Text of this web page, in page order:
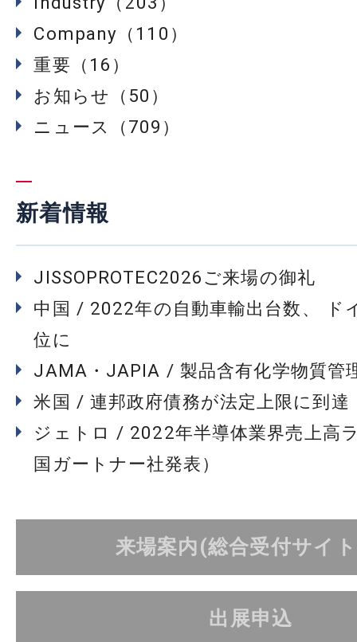
Company（110）
重要（16）
お知らせ（50）
ニュース（709）
新着情報
JISSOPROTEC2026ご来場の御礼
中国 / 2022年の自動車輸出台数、 ド
位に
JAMA・JAPIA / 製品含有化学物質管
米国 / 連邦政府債務が法定上限に到達
ジェトロ / 2022年半導体業界売上高
国ガートナー社発表）
来場案内(総合受付サイ
出展申込